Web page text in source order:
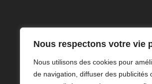
Nous respectons votre vie
Nous utilisons des cookies pour
de navigation, diffuser des publicités
vous accompagner dans le
de vos équipements de